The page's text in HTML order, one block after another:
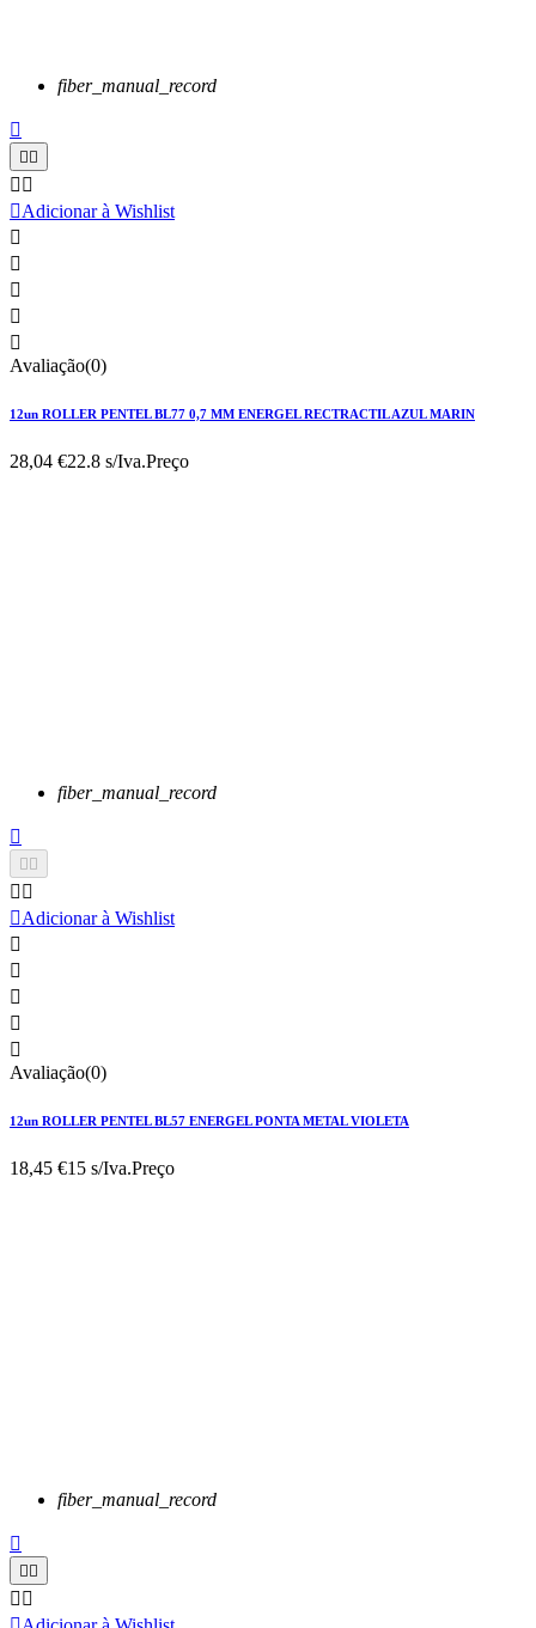
fiber_manual_record

 
 
Adicionar à Wishlist





Avaliação(0)
12un ROLLER PENTEL BL77 0,7 MM ENERGEL RECTRACTIL AZUL MARIN
28,04 €22.8 s/Iva.Preço
fiber_manual_record

 
 
Adicionar à Wishlist





Avaliação(0)
12un ROLLER PENTEL BL57 ENERGEL PONTA METAL VIOLETA
18,45 €15 s/Iva.Preço
fiber_manual_record

 
 